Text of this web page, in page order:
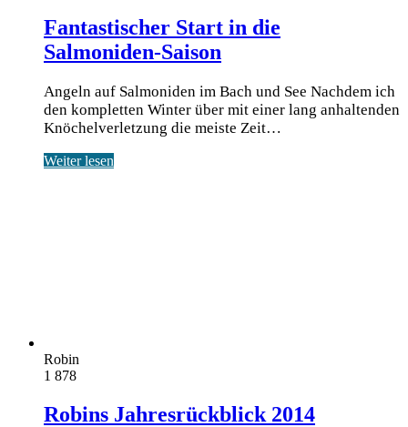
Fantastischer Start in die
Salmoniden-Saison
Angeln auf Salmoniden im Bach und See Nach­dem ich
den kom­plet­ten Win­ter über mit einer lang anhal­ten­den
Knö­chel­ver­let­zung die meis­te Zeit…
Weiter lesen
Robin
1 878
Robins Jahresrückblick 2014